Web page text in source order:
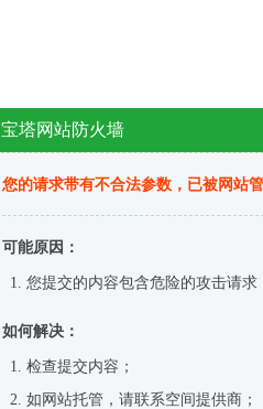
宝塔网站防火墙
您的请求带有不合法参数，已被网站
可能原因：
您提交的内容包含危险的攻击请求
如何解决：
检查提交内容；
如网站托管，请联系空间提供商；